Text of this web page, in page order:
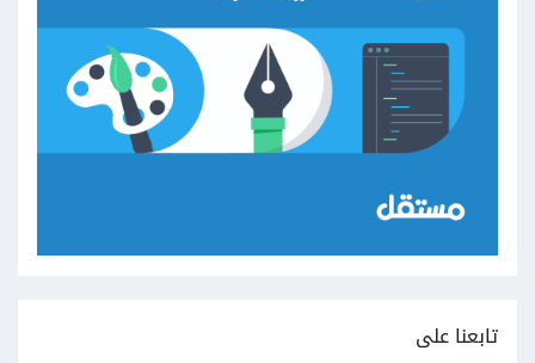
تابعنا على